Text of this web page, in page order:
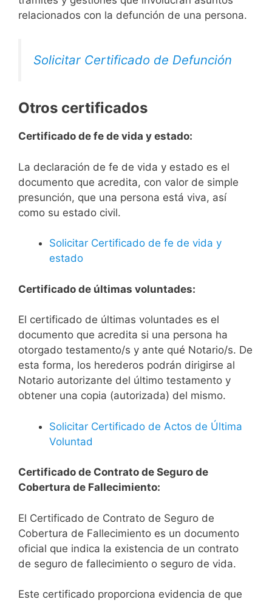
relacionados con la defunción de una persona.
Solicitar Certificado de Defunción
Otros certificados
Certificado de fe de vida y estado:
La declaración de fe de vida y estado es el
documento que acredita, con valor de simple
presunción, que una persona está viva, así
como su estado civil.
Solicitar Certificado de fe de vida y
estado
Certificado de últimas voluntades:
El certificado de últimas voluntades es el
documento que acredita si una persona ha
otorgado testamento/s y ante qué Notario/s. De
esta forma, los herederos podrán dirigirse al
Notario autorizante del último testamento y
obtener una copia (autorizada) del mismo.
Solicitar Certificado de Actos de Última
Voluntad
Certificado de Contrato de Seguro de
Cobertura de Fallecimiento:
El Certificado de Contrato de Seguro de
Cobertura de Fallecimiento es un documento
oficial que indica la existencia de un contrato
de seguro de fallecimiento o seguro de vida.
Este certificado proporciona evidencia de que